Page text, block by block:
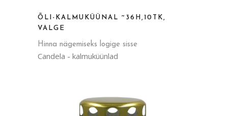
Candela - kalmuküünlad
ÕLI-KALMUKÜÜNAL ~36H,10TK,
VALGE
Hinna nägemiseks logige sisse